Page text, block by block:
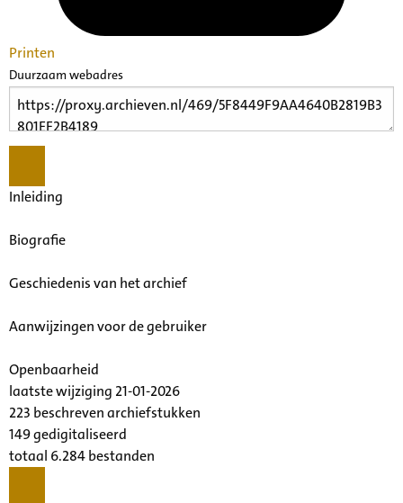
Printen
Duurzaam webadres
Inleiding
Biografie
Geschiedenis van het archief
Aanwijzingen voor de gebruiker
Openbaarheid
laatste wijziging 21-01-2026
223 beschreven archiefstukken
149 gedigitaliseerd
totaal 6.284 bestanden